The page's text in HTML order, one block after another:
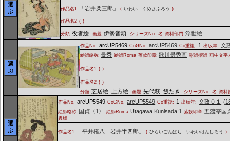
選
ぶ
作品名1 「岩井粂三郎」 ( いわい くめさぶろう )
作品名2 ( )
分類 役者絵 画題 伊勢音頭 シリーズNo. 名 資料部門 浮世絵
選
ぶ
作品No. arcUP5469 CoGNo. arcUP5469 Co重複: 1 出版年: 文
絵師略称 景秀 絵師Roma 落款印章 歌川景秀画 彫師摺師 画中文字
作品名1 ( )
作品名2 ( )
分類 芝居絵 上方絵 画題 先代萩 飯たき シリーズNo. 名 資料
選
ぶ
作品No. arcUP5549 CoGNo. arcUP5549 Co重複: 1 出版年: 文政０１ (
絵師略称 国貞〈1〉 絵師Roma Utagawa Kunisada:1 落款印章 五渡亭国
異版
作品名1 「平井権八 岩井半四郎」 ( ひらいごんぱち いわいはんしろう )